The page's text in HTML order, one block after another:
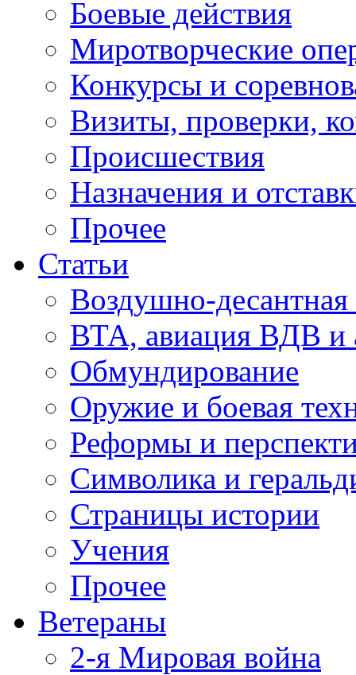
Боевые действия
Миротворческие
Конкурсы и
Визиты, проверки,
Происшествия
Назначения и
Прочее
Статьи
Воздушно-десантная
ВТА, авиация ВДВ и
Обмундирование
Оружие и боевая
Реформы и
Символика и
Страницы истории
Учения
Прочее
Ветераны
2-я Мировая война